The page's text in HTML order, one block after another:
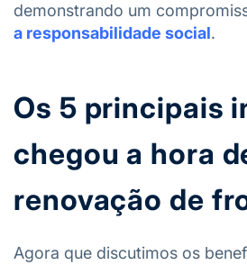
demonstrando um
a responsabilidade social.
Os 5 principais
chegou a hora
renovação de
Agora que discutimos os